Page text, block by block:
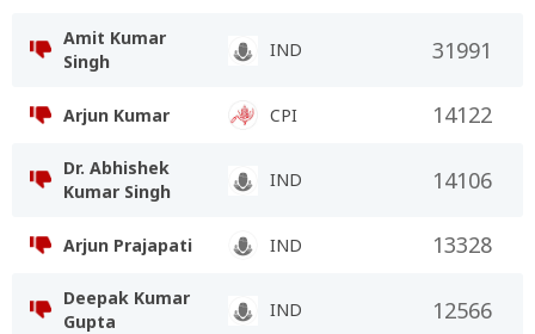
Amit Kumar
Singh
IND 31991
Arjun Kumar CPI 14122
Dr. Abhishek
Kumar Singh
IND 14106
Arjun Prajapati IND 13328
Deepak Kumar
Gupta
IND 12566